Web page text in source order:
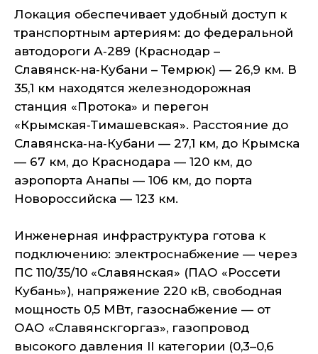
Локация обеспечивает удобный доступ к
транспортным артериям: до федеральной
автодороги А‑289 (Краснодар –
Славянск‑на‑Кубани – Темрюк) — 26,9 км. В
35,1 км находятся железнодорожная
станция «Протока» и перегон
«Крымская‑Тимашевская». Расстояние до
Славянска‑на‑Кубани — 27,1 км, до Крымска
— 67 км, до Краснодара — 120 км, до
аэропорта Анапы — 106 км, до порта
Новороссийска — 123 км.
Инженерная инфраструктура готова к
подключению: электроснабжение — через
ПС 110/35/10 «Славянская» (ПАО «Россети
Кубань»), напряжение 220 кВ, свободная
мощность 0,5 МВт, газоснабжение — от
ОАО «Славянскгоргаз», газопровод
высокого давления II категории (0,3–0,6